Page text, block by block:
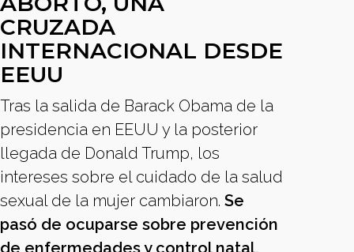
CRUZADA
INTERNACIONAL DESDE
EEUU
Tras la salida de Barack Obama de la
presidencia en EEUU y la posterior
llegada de Donald Trump, los
intereses sobre el cuidado de la salud
sexual de la mujer cambiaron. Se
pasó de ocuparse sobre prevención
de enfermedades y control natal,